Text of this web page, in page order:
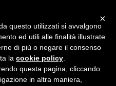
×
questo utilizzati si avvalgono
ed utili alle finalità illustrate
di più o negare il consenso
la cookie policy
questa pagina, cliccando
in altra maniera,